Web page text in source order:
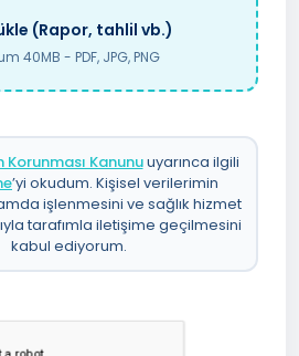
(Rapor, tahlil vb.)
40MB - PDF, JPG, PNG
Korunması Kanunuuyarınca ilgili
’yi okudum. Kişisel verilerimin
işlenmesini ve sağlık hizmet
tarafımla iletişime geçilmesini
kabul ediyorum.